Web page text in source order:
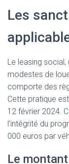
Les
Le leasing
modestes de
comporte des
Cette pratique
12 février 2024.
l'intégrité du
000 euros par
Le